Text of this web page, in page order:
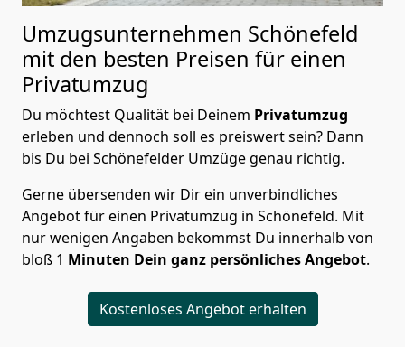
Umzugsunternehmen Schönefeld
mit den besten Preisen für einen
Privatumzug
Du möchtest Qualität bei Deinem Privatumzug
erleben und dennoch soll es preiswert sein? Dann
bis Du bei Schönefelder Umzüge genau richtig.
Gerne übersenden wir Dir ein unverbindliches
Angebot für einen Privatumzug in Schönefeld. Mit
nur wenigen Angaben bekommst Du innerhalb von
bloß 1 Minuten Dein ganz persönliches Angebot.
Kostenloses Angebot erhalten